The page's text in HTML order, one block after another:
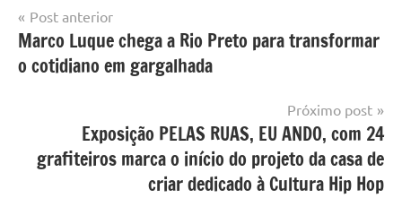
Navegação
de
Post
Post anterior
Marco Luque chega a Rio Preto para transformar
o cotidiano em gargalhada
Próximo post
Exposição PELAS RUAS, EU ANDO, com 24
grafiteiros marca o início do projeto da casa de
criar dedicado à Cultura Hip Hop